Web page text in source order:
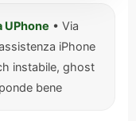
UPhone • Via
iPhone
instabile, ghost
bene